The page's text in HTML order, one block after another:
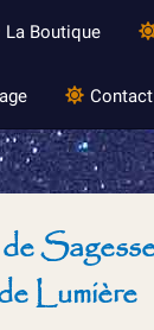
La Boutique
Contact
Lumière